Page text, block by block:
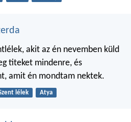
akit az én nevemben küld
titeket mindenre, és
amit én mondtam nektek.
lélek Atya